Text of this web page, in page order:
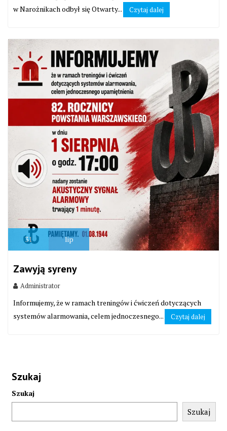
w Narożnikach odbył się Otwarty...
Czytaj dalej
31 lip
Zawyją syreny
Administrator
Informujemy, że w ramach treningów i ćwiczeń dotyczących
systemów alarmowania, celem jednoczesnego...
Czytaj dalej
Szukaj
Szukaj
Szukaj